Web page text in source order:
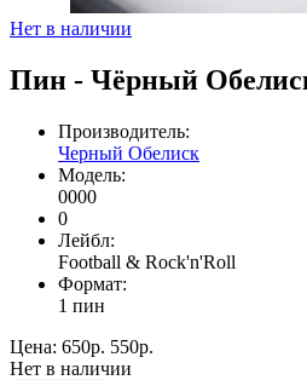
Нет в наличии
Пин - Чёрный
Производитель:
Черный Обелиск
Модель:
0000
0
Лейбл:
Football & Rock'n'Roll
Формат:
1 пин
Цена: 650р. 550р.
Нет в наличии